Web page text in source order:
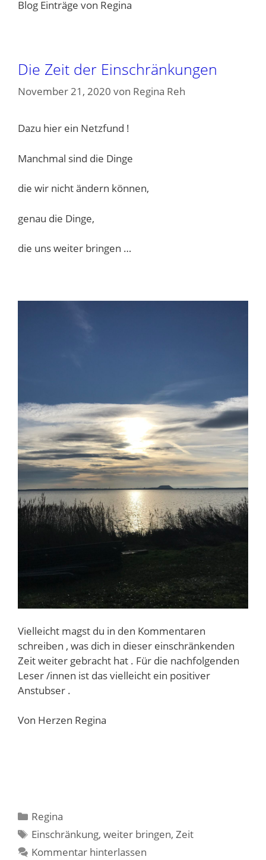
Blog Einträge von Regina
Die Zeit der Einschränkungen
November 21, 2020 von Regina Reh
Dazu hier ein Netzfund !
Manchmal sind die Dinge
die wir nicht ändern können,
genau die Dinge,
die uns weiter bringen …
Vielleicht magst du in den Kommentaren
schreiben , was dich in dieser einschränkenden
Zeit weiter gebracht hat . Für die nachfolgenden
Leser /innen ist das vielleicht ein positiver
Anstubser .
Von Herzen Regina
Kategorien
Regina
Schlagwörter
Einschränkung,weiter bringen,Zeit
Kommentar hinterlassen